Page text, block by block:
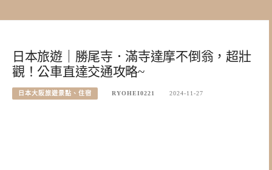
日本旅遊｜勝尾寺．滿寺達摩不倒翁，超壯
觀！公車直達交通攻略~
日本大阪旅遊景點、住宿 RYOHEI0221 2024-11-27